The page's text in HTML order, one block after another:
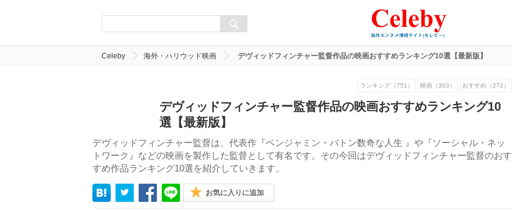
Celeby 海外・ハリウッド映画 デヴィッドフィンチャー監督作品の映画おすすめランキング10選【最新版】
ランキング（751） 映画（363） おすすめ（272）
デヴィッドフィンチャー監督作品の映画おすすめランキング10
選【最新版】
デヴィッドフィンチャー監督は、代表作『ベンジャミン・バトン数奇な人生 』や『ソーシャル・ネッ
トワーク』などの映画を製作した監督として有名です。その今回はデヴィッドフィンチャー監督のおす
すめ作品ランキング10選を紹介していきます。
お気に入りに追加